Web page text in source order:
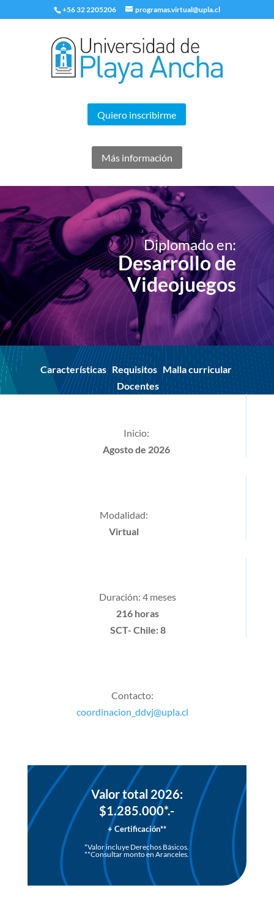
+56 32 2205206 programas.virtual@upla.cl
Quiero inscribirme
Más información
Diplomado en:
Desarrollo de
Videojuegos
Características Requisitos Malla curricular
Docentes
Inicio:
Agosto de 2026
Modalidad:
Virtual
Duración: 4 meses
216 horas
SCT- Chile: 8
Contacto:
coordinacion_ddvj@upla.cl
Valor total 2026:
$1.285.000*.-
+ Certificación**
*Valor incluye Derechos Básicos.
**Consultar monto en Aranceles.